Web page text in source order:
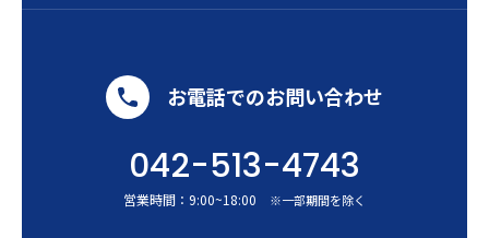
お電話でのお問い合わせ
042-513-4743
営業時間： 9:00~18:00 ※一部期間を除く